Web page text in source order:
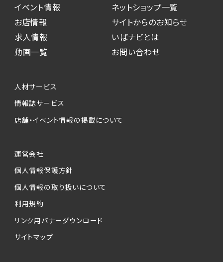
イベント情報
お店情報
求人情報
動画一覧
ネットショップ一覧
サイトからのお知らせ
いばナビとは
お問い合わせ
人材サービス
情報誌サービス
店舗・イベント情報の掲載について
運営会社
個人情報保護方針
個人情報の取り扱いについて
利用規約
リンク用バナーダウンロード
サイトマップ